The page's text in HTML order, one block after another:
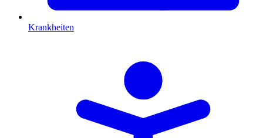
Krankheiten